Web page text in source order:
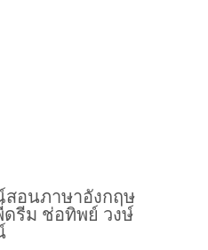
อนภาษาอังกฤษ
ดรีม ช่อทิพย์ วงษ์